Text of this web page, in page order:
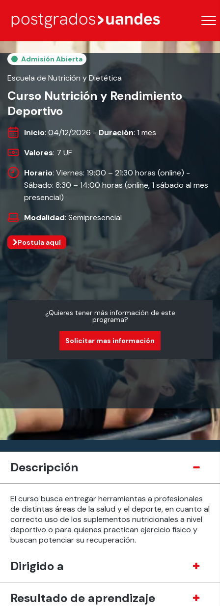
Admisión Abierta
Escuela de Nutrición y Dietética
Curso Nutrición y Rendimiento
Deportivo
Inicio: 04/12/2026 - Duración: 1 mes
Valores: 7 UF
Horario: Viernes: 19:00 – 21:30 horas (online) -
Sábado: 8:30 – 14:00 horas (online, 1 sábado al mes
presencial)
Modalidad: Semipresencial
Postula aquí
¿Quieres tener más información de este
programa?
Solicitar mas información
Descripción
El curso busca entregar herramientas a profesionales
de distintas áreas de la salud y el deporte, en cuanto al
correcto uso de los suplementos nutricionales a nivel
deportivo o para quienes practican ejercicio físico y
buscan potenciar su recuperación.
Dirigido a
Resultado de aprendizaje